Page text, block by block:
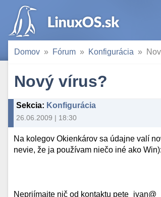
Domov Fórum Konfigurácia
Nový vírus?
Sekcia: Konfigurácia
26.06.2009 | 18:30
Na kolegov Okienkárov sa údajne valí
nevie, že ja používam niečo iné ako Win):
Neprjímajte nič od kontaktu pete_ivan@